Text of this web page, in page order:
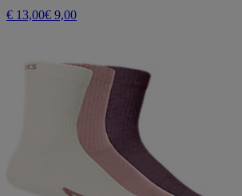
€ 13,00€ 9,00